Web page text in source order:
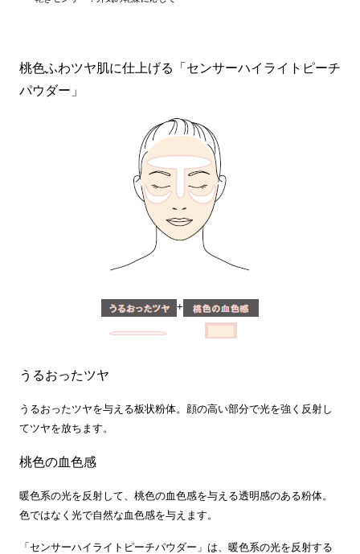
桃色ふわツヤ肌に仕上げる「センサーハイライトピーチ
パウダー」
+
うるおったツヤ
うるおったツヤを与える板状粉体。顔の高い部分で光を強く反射し
てツヤを放ちます。
桃色の血色感
暖色系の光を反射して、桃色の血色感を与える透明感のある粉体。
色ではなく光で自然な血色感を与えます。
「センサーハイライトピーチパウダー」は、暖色系の光を反射する